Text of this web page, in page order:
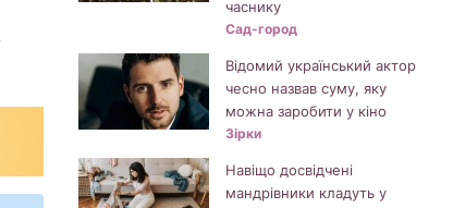
часнику
Сад-город
Відомий український актор
чесно назвав суму, яку
можна заробити у кіно
Зірки
Навіщо досвідчені
мандрівники кладуть у